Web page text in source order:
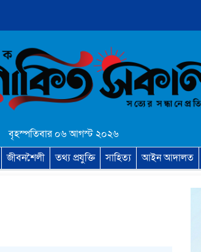
বৃহস্পতিবার ০৬ আগস্ট ২০২৬
জীবনশৈলী তথ্য প্রযুক্তি সাহিত্য আইন আদালত